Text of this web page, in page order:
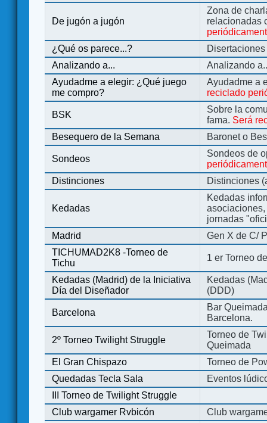
De jugón a jugón
Zona de
relacionadas
¿Qué os parece...?
Analizando a...
Analizando
Ayudadme a elegir: ¿Qué juego
me compro?
Ayudadme a
reciclado
BSK
Sobre la
fama. Será
Besequero de la Semana
Baronet o
Sondeos
Sondeos de
Distinciones
Distinciones
Kedadas
Kedadas
jornadas
Madrid
Gen X de C/
TICHUMAD2K8 -Torneo de
Tichu
1 er Torneo
Kedadas (Madrid) de la Iniciativa
Día del Diseñador
Kedadas
(DDD)
Barcelona
Bar
Barcelona.
2º Torneo Twilight Struggle
Torneo de
Queimada
El Gran Chispazo
Torneo de
Quedadas Tecla Sala
Eventos
III Torneo de Twilight Struggle
Club wargamer Rvbicón
Club